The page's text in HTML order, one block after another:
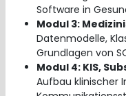
Software in
Modul 3:
Datenmodelle,
Grundlagen von
Modul 4: KIS,
Aufbau klinischer